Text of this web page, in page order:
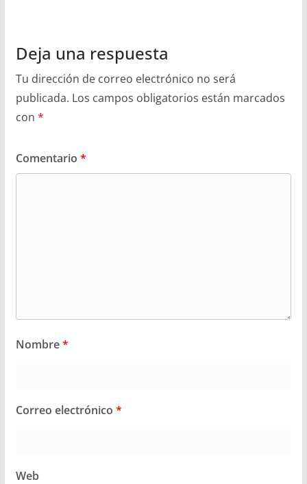
Deja una respuesta
Tu dirección de correo electrónico no será
publicada. Los campos obligatorios están marcados
con *
Comentario *
Nombre*
Correo electrónico *
Web